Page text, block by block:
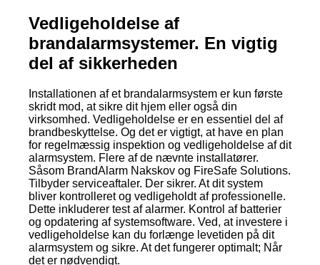
Vedligeholdelse af
brandalarmsystemer. En vigtig
del af sikkerheden
Installationen af et brandalarmsystem er kun første
skridt mod, at sikre dit hjem eller også din
virksomhed. Vedligeholdelse er en essentiel del af
brandbeskyttelse. Og det er vigtigt, at have en plan
for regelmæssig inspektion og vedligeholdelse af dit
alarmsystem. Flere af de nævnte installatører.
Såsom BrandAlarm Nakskov og FireSafe Solutions.
Tilbyder serviceaftaler. Der sikrer. At dit system
bliver kontrolleret og vedligeholdt af professionelle.
Dette inkluderer test af alarmer. Kontrol af batterier
og opdatering af systemsoftware. Ved, at investere i
vedligeholdelse kan du forlænge levetiden på dit
alarmsystem og sikre. At det fungerer optimalt; Når
det er nødvendigt.